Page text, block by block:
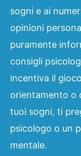
sogni e ai
opinioni
puramente
consigli
incentiva il
orientamento o
tuoi sogni, ti
psicologo o un
mentale.